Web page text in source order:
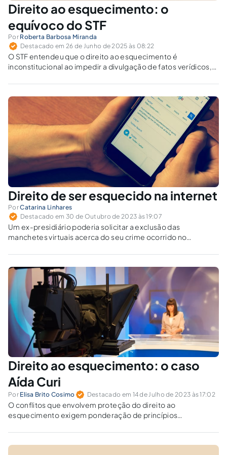
Direito ao esquecimento: o
equívoco do STF
Por Roberta Barbosa Miranda
Destacado em 26 de Junho de 2025 às 08:22
O STF entendeu que o direito ao esquecimento é
inconstitucional ao impedir a divulgação de fatos verídicos,
LGPD?
Direito de ser esquecido na internet
PorCatarina Linhares
Destacado em 30 de Outubro de 2023 às 19:07
Um ex-presidiário poderia solicitar a exclusão das
manchetes virtuais acerca do seu crime ocorrido no
Direito ao esquecimento: o caso
Aída Curi
Por Elisa Brito Cosimo Destacado em 14 de Julho de 2023 às 17:02
O conflitos que envolvem proteção do direito ao
esquecimento exigem ponderação de princípios
preservação da memória coletiva e do direito à informação.